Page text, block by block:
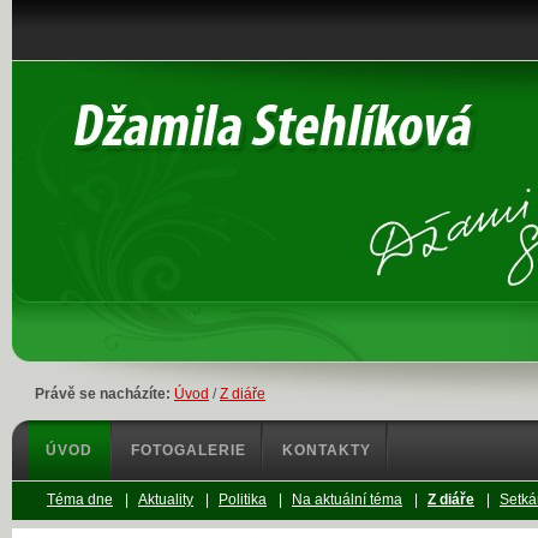
Právě se nacházíte: Úvod /Z diáře
ÚVOD FOTOGALERIE KONTAKTY
Téma dne Aktuality Politika Na aktuální téma Z diáře